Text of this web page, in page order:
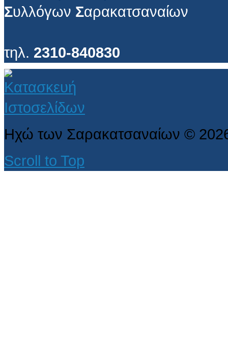
Συλλόγων Σαρακατσαναίων
τηλ. 2310-840830
Ηχώ των Σαρακατσαναίων ©
Scroll to Top